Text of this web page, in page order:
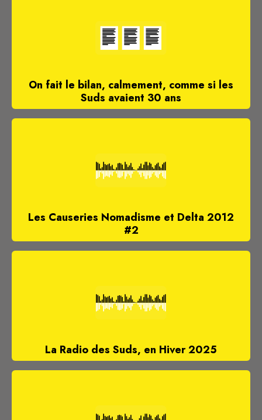
On fait le bilan, calmement, comme si les
Suds avaient 30 ans
Les Causeries Nomadisme et Delta 2012
#2
La Radio des Suds, en Hiver 2025